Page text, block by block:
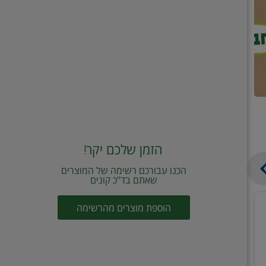
הזמן שלכם יקר!
הכנו עבורכם רשימה של המוצרים
שאתם בד"כ קונים
הוספת מוצרים מהרשימה